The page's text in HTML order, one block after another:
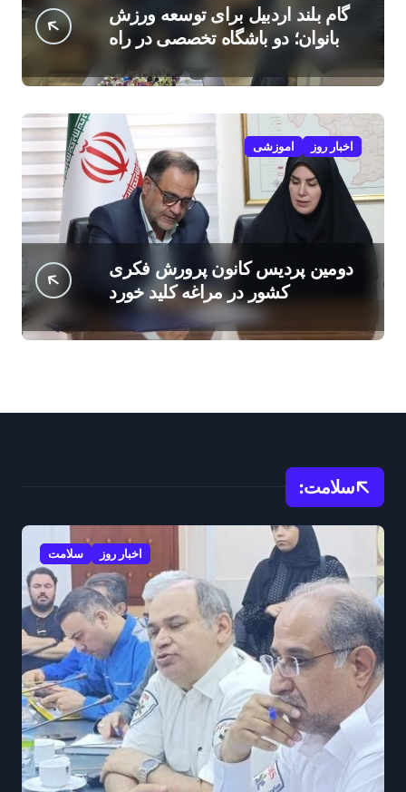
گام بلند اردبیل برای توسعه ورزش
بانوان؛ دو باشگاه تخصصی در راه
است
اخبار روز اموزشی
دومین پردیس کانون پرورش فکری
کشور در مراغه کلید خورد
سلامت:
اخبار روز